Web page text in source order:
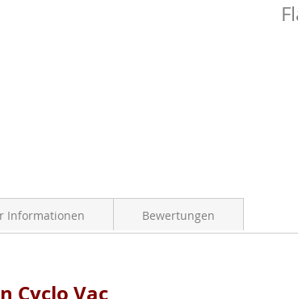
Cyclo Vac
Informationen Bewertungen